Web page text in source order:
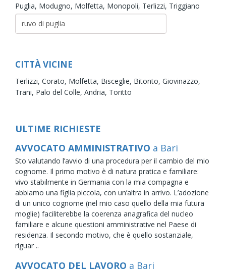
Puglia, Modugno, Molfetta, Monopoli, Terlizzi, Triggiano
CITTÀ VICINE
Terlizzi, Corato, Molfetta, Bisceglie, Bitonto, Giovinazzo,
Trani, Palo del Colle, Andria, Toritto
ULTIME RICHIESTE
AVVOCATO AMMINISTRATIVO a Bari
Sto valutando l’avvio di una procedura per il cambio del mio
cognome. Il primo motivo è di natura pratica e familiare:
vivo stabilmente in Germania con la mia compagna e
abbiamo una figlia piccola, con un’altra in arrivo. L’adozione
di un unico cognome (nel mio caso quello della mia futura
moglie) faciliterebbe la coerenza anagrafica del nucleo
familiare e alcune questioni amministrative nel Paese di
residenza. Il secondo motivo, che è quello sostanziale,
riguar ..
AVVOCATO DEL LAVORO a Bari